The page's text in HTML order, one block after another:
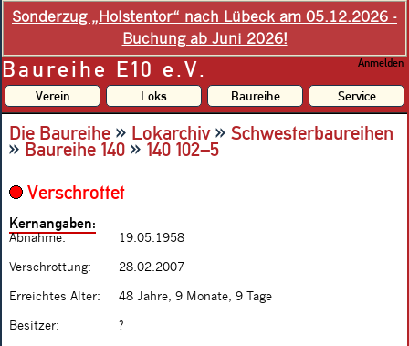
Sonderzug „Holstentor“ nach Lübeck am 05.12.2026 -
Buchung ab Juni 2026!
Baureihe E10 e.V. Anmelden
Verein Loks Baureihe Service
Die Baureihe » Lokarchiv» Schwesterbaureihen
»Baureihe 140 »140 102–5
Verschrottet
Kernangaben:
Abnahme: 19.05.1958
Verschrottung: 28.02.2007
Erreichtes Alter: 48 Jahre, 9 Monate, 9 Tage
Besitzer: ?